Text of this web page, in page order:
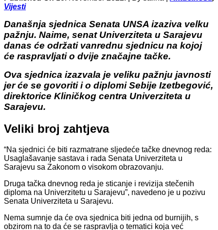
Vijesti
Današnja sjednica Senata UNSA izaziva velku
pažnju. Naime, senat Univerziteta u Sarajevu
danas će održati vanrednu sjednicu na kojoj
će raspravljati o dvije značajne tačke.
Ova sjednica izazvala je veliku pažnju javnosti
jer će se govoriti i o diplomi Sebije Izetbegović,
direktorice Kliničkog centra Univerziteta u
Sarajevu.
Veliki broj zahtjeva
“Na sjednici će biti razmatrane sljedeće tačke dnevnog reda:
Usaglašavanje sastava i rada Senata Univerziteta u
Sarajevu sa Zakonom o visokom obrazovanju.
Druga tačka dnevnog reda je sticanje i revizija stečenih
diploma na Univerzitetu u Sarajevu”, navedeno je u pozivu
Senata Univerziteta u Sarajevu.
Nema sumnje da će ova sjednica biti jedna od burnijih, s
obzirom na to da će se raspravlja o tematici koja već